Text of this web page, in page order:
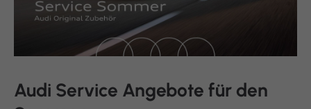
Audi Service Angebote für den